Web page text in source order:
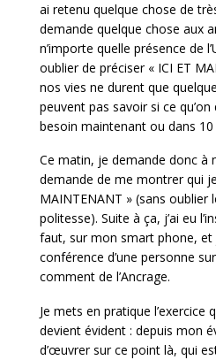
ai retenu quelque chose de
demande quelque chose aux
n’importe quelle présence de
oublier de préciser « ICI ET
nos vies ne durent que
peuvent pas savoir si ce
besoin maintenant ou dans 10
Ce matin, je demande donc à
demande de me montrer qui
MAINTENANT » (sans oublier
politesse). Suite à ça, j’ai eu
faut, sur mon smart phone,
conférence d’une personne
comment de l’Ancrage.
Je mets en pratique l’exercice
devient évident : depuis mon
d’œuvrer sur ce point là, qui